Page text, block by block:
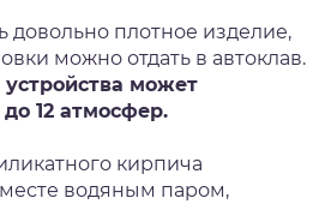
довольно плотное изделие,
можно отдать в автоклав.
может
12 атмосфер.
кирпича
водяным паром,